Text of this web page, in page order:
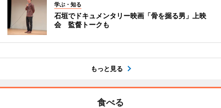
学ぶ・知る
石垣でドキュメンタリー映画「骨を掘る男」上映
会 監督トークも
もっと見る
食べる